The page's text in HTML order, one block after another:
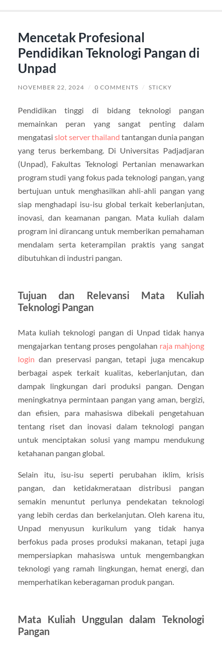
Mencetak Profesional
Pendidikan Teknologi Pangan di
Unpad
NOVEMBER 22, 2024 / 0 COMMENTS / STICKY
Pendidikan tinggi di bidang teknologi pangan
memainkan peran yang sangat penting dalam
mengatasi slot server thailand tantangan dunia pangan
yang terus berkembang. Di Universitas Padjadjaran
(Unpad), Fakultas Teknologi Pertanian menawarkan
program studi yang fokus pada teknologi pangan, yang
bertujuan untuk menghasilkan ahli-ahli pangan yang
siap menghadapi isu-isu global terkait keberlanjutan,
inovasi, dan keamanan pangan. Mata kuliah dalam
program ini dirancang untuk memberikan pemahaman
mendalam serta keterampilan praktis yang sangat
dibutuhkan di industri pangan.
Tujuan dan Relevansi Mata Kuliah
Teknologi Pangan
Mata kuliah teknologi pangan di Unpad tidak hanya
mengajarkan tentang proses pengolahan raja mahjong
login dan preservasi pangan, tetapi juga mencakup
berbagai aspek terkait kualitas, keberlanjutan, dan
dampak lingkungan dari produksi pangan. Dengan
meningkatnya permintaan pangan yang aman, bergizi,
dan efisien, para mahasiswa dibekali pengetahuan
tentang riset dan inovasi dalam teknologi pangan
untuk menciptakan solusi yang mampu mendukung
ketahanan pangan global.
Selain itu, isu-isu seperti perubahan iklim, krisis
pangan, dan ketidakmerataan distribusi pangan
semakin menuntut perlunya pendekatan teknologi
yang lebih cerdas dan berkelanjutan. Oleh karena itu,
Unpad menyusun kurikulum yang tidak hanya
berfokus pada proses produksi makanan, tetapi juga
mempersiapkan mahasiswa untuk mengembangkan
teknologi yang ramah lingkungan, hemat energi, dan
memperhatikan keberagaman produk pangan.
Mata Kuliah Unggulan dalam Teknologi
Pangan